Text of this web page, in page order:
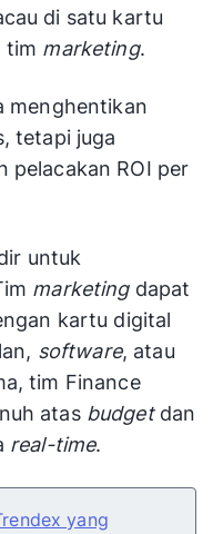
di satu kartu
tim marketing.
menghentikan
tetapi juga
pelacakan ROI per
untuk
marketingdapat
kartu digital
software, atau
tim Finance
atas budgetdan
real-time.
yang